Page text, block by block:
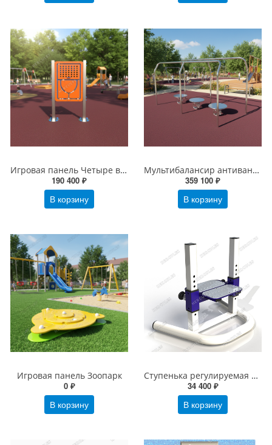
Игровая панель Четыре в ряд
190 400 ₽
В корзину
Мультибалансир антивандальный
359 100 ₽
В корзину
Игровая панель Зоопарк
0 ₽
В корзину
Ступенька регулируемая по высоте
34 400 ₽
В корзину